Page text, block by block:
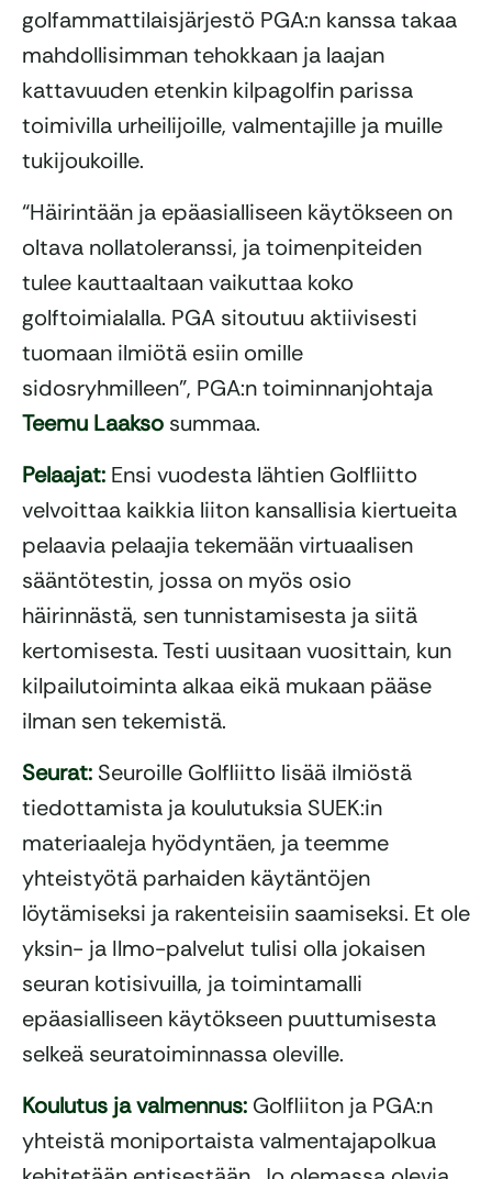
golfammattilaisjärjestö PGA:n kanssa takaa
mahdollisimman tehokkaan ja laajan
kattavuuden etenkin kilpagolfin parissa
toimivilla urheilijoille, valmentajille ja muille
tukijoukoille.
“Häirintään ja epäasialliseen käytökseen on
oltava nollatoleranssi, ja toimenpiteiden
tulee kauttaaltaan vaikuttaa koko
golftoimialalla. PGA sitoutuu aktiivisesti
tuomaan ilmiötä esiin omille
sidosryhmilleen”, PGA:n toiminnanjohtaja
Teemu Laakso summaa.
Pelaajat: Ensi vuodesta lähtien Golfliitto
velvoittaa kaikkia liiton kansallisia kiertueita
pelaavia pelaajia tekemään virtuaalisen
sääntötestin, jossa on myös osio
häirinnästä, sen tunnistamisesta ja siitä
kertomisesta. Testi uusitaan vuosittain, kun
kilpailutoiminta alkaa eikä mukaan pääse
ilman sen tekemistä.
Seurat: Seuroille Golfliitto lisää ilmiöstä
tiedottamista ja koulutuksia SUEK:in
materiaaleja hyödyntäen, ja teemme
yhteistyötä parhaiden käytäntöjen
löytämiseksi ja rakenteisiin saamiseksi. Et ole
yksin- ja Ilmo-palvelut tulisi olla jokaisen
seuran kotisivuilla, ja toimintamalli
epäasialliseen käytökseen puuttumisesta
selkeä seuratoiminnassa oleville.
Koulutus ja valmennus: Golfliiton ja PGA:n
yhteistä moniportaista valmentajapolkua